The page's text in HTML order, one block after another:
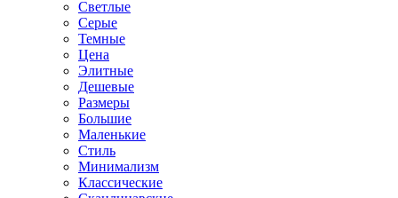
Светлые
Серые
Темные
Цена
Элитные
Дешевые
Размеры
Большие
Маленькие
Стиль
Минимализм
Классические